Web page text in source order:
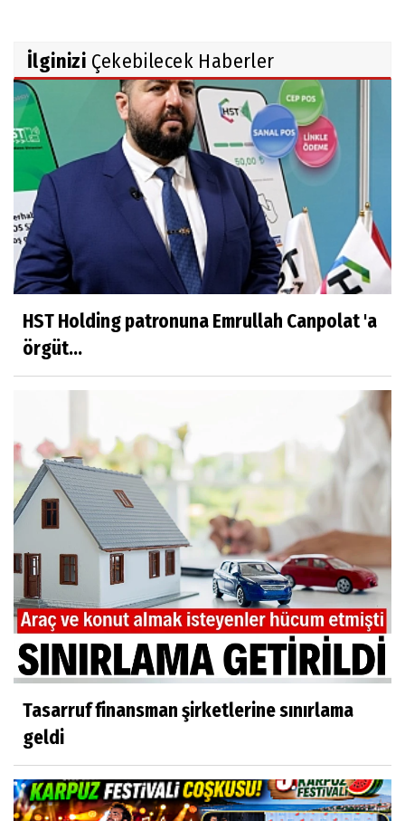
İlginizi Çekebilecek Haberler
HST Holding patronuna Emrullah Canpolat 'a
örgüt...
Tasarruf finansman şirketlerine sınırlama
geldi